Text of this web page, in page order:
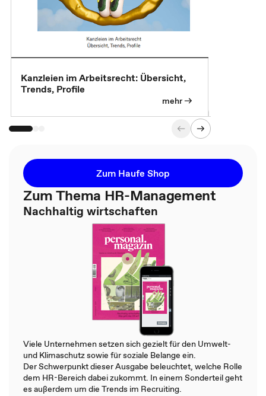
Kanzleien im Arbeitsrecht: Übersicht,
Trends, Profile
mehr
Zum Haufe Shop
Zum Thema HR-Management
Nachhaltig wirtschaften
Viele Unternehmen setzen sich gezielt für den Umwelt-
und Klimaschutz sowie für soziale Belange ein.
Der Schwerpunkt dieser Ausgabe beleuchtet, welche Rolle
dem HR-Bereich dabei zukommt. In einem Sonderteil geht
es außerdem um die Trends im Recruiting.